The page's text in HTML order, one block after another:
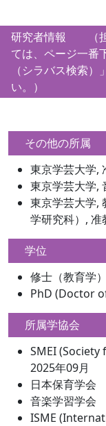
研究者情報 （担
ては、ページ一番
（シラバス検索）
い。）
その他の所属
東京学芸大学,
東京学芸大学,
東京学芸大学,
学研究科）, 准
学位
修士（教育学）
PhD (Doctor
所属学協会
SMEI
2025年09月
日本保育学会
音楽学習学会
ISME